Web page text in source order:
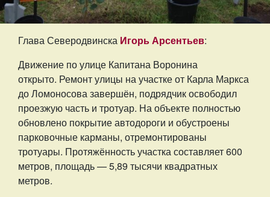
Глава Северодвинска Игорь Арсентьев:
Движение по улице Капитана Воронина
открыто. Ремонт улицы на участке от Карла Маркса
до Ломоносова завершён, подрядчик освободил
проезжую часть и тротуар. На объекте полностью
обновлено покрытие автодороги и обустроены
парковочные карманы, отремонтированы
тротуары. Протяжённость участка составляет 600
метров, площадь — 5,89 тысячи квадратных
метров.